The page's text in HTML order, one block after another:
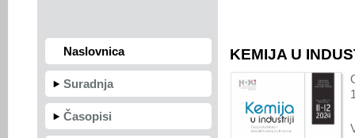
Naslovnica
Suradnja
Časopisi
KEMIJA U